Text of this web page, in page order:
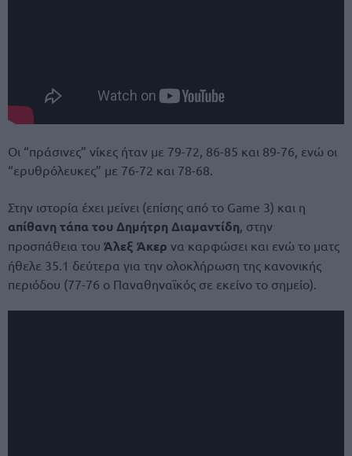
Οι “πράσινες” νίκες ήταν με 79-72, 86-85 και 89-76, ενώ οι
“ερυθρόλευκες” με 76-72 και 78-68.
Στην ιστορία έχει μείνει (επίσης από το Game 3) και η
απίθανη τάπα του Δημήτρη Διαμαντίδη , στην
προσπάθεια του Άλεξ Άκερ να καρφώσει και ενώ το ματς
ήθελε 35.1 δεύτερα για την ολοκλήρωση της κανονικής
περιόδου (77-76 ο Παναθηναϊκός σε εκείνο το σημείο).